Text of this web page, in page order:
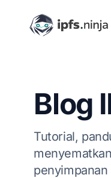
Blog
Tutorial,